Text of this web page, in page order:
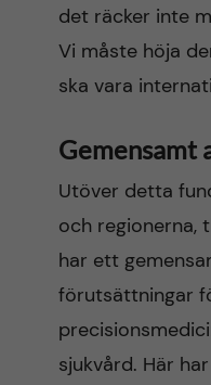
det räcker inte
Vi måste höja
ska vara
Gemensamt
Utöver detta
och regionerna,
har ett
förutsättningar
sjukvård. Här